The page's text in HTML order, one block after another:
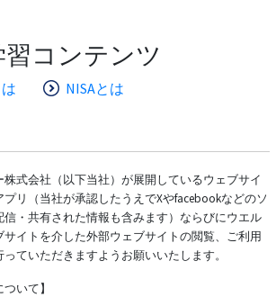
コンテンツ
NISAとは
式会社（以下当社）が展開しているウェブサイ
プリ（当社が承認したうえでXやfacebookなどのソ
・共有された情報も含みます）ならびにウエル
イトを介した外部ウェブサイトの閲覧、ご利用
ていただきますようお願いいたします。
いて】